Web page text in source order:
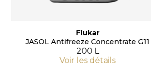
Flukar
JASOL Antifreeze Concentrate G11
200 L
Voir les détails